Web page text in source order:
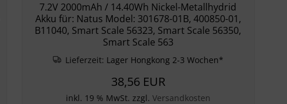
7.2V 2000mAh / 14.40Wh Nickel-Metallhydrid
Akku für: Natus Model: 301678-01B, 400850-01,
B11040, Smart Scale 56323, Smart Scale 56350,
Smart Scale 563
Lieferzeit: Lager Hongkong 2-3 Wochen*
38,56 EUR
inkl. 19 % MwSt. zzgl. Versandkosten